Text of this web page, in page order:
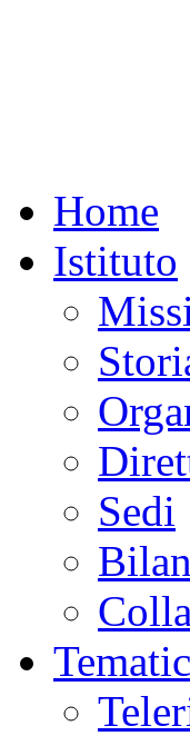
Home
Istituto
Sedi